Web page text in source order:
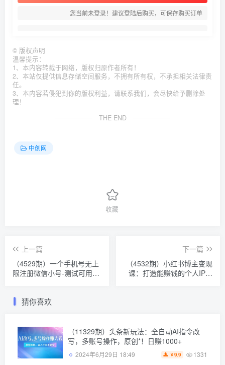
您当前未登录！建议登陆后购买，可保存购买订单
© 版权声明
温馨提示：
1、本内容转载于网络，版权归原作者所有！
2、本站仅提供信息存储空间服务，不拥有所有权，不承担相关法律责
任。
3、本内容若侵犯到你的版权利益，请联系我们，会尽快给予删除处
理！
THE END
中创网
收藏
上一篇
（4529期）一个手机号无上
限注册微信小号-测试可用
下一篇
（4532期）小红书博主变现
课：打造能赚钱的个人IP，
猜你喜欢
（11329期）头条新玩法：全自动AI指令改
写，多账号操作，原创*！日赚1000+
2024年6月29日 18:49 ￥9.9 1331